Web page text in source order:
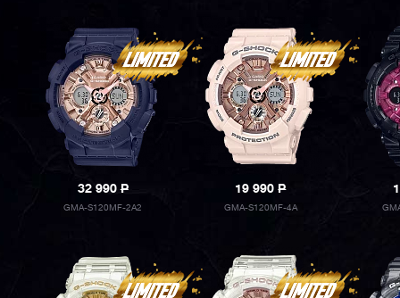
32 990P
GMA-S120MF-2A2
19 990P
GMA-S120MF-4A